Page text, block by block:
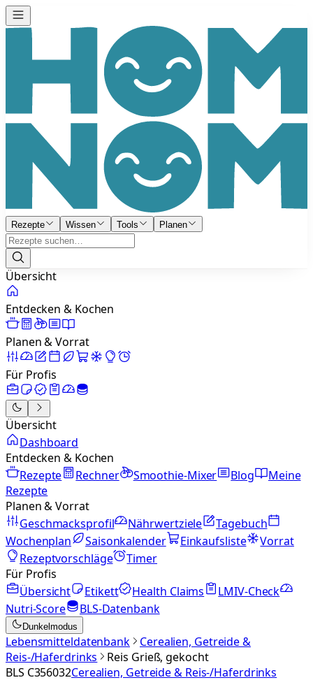
Rezepte Wissen Tools Planen
Übersicht
Entdecken & Kochen
Planen & Vorrat
Für Profis
Übersicht
Dashboard
Entdecken & Kochen
Rezepte
Rechner Smoothie-Mixer Blog
Meine
Rezepte
Planen & Vorrat
Geschmacksprofil
Nährwertziele
Tagebuch
Wochenplan
Saisonkalender Einkaufsliste
Vorrat
Rezeptvorschläge
Timer
Für Profis
Übersicht
Etikett Health Claims
LMIV-Check
Nutri-Score
BLS-Datenbank
Dunkelmodus
Lebensmitteldatenbank
Cerealien, Getreide &
Reis-/Haferdrinks
Reis Grieß, gekocht
BLS C356032Cerealien, Getreide & Reis-/Haferdrinks